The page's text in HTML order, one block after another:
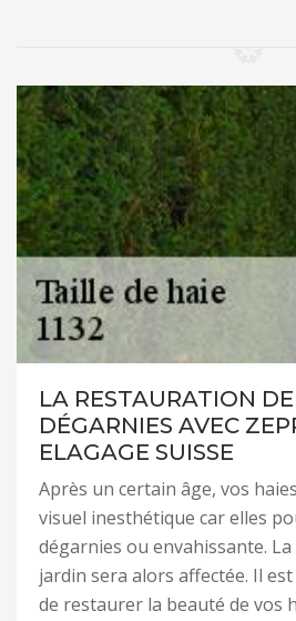
LA RESTAURATION
DÉGARNIES AVEC
ELAGAGE SUISSE
Après un certain âge, vos
visuel inesthétique car elles
dégarnies ou envahissante.
jardin sera alors affectée. Il
de restaurer la beauté de vos